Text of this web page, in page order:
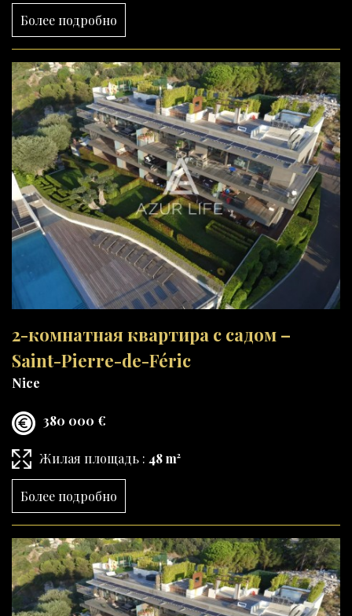
Более подробно
2-комнатная квартира с садом –
Saint-Pierre-de-Féric
Nice
380 000 €
Жилая площадь : 48 m²
Более подробно